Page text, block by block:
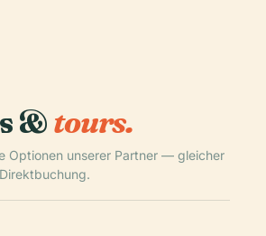
&tours.
Optionen unserer Partner — gleicher